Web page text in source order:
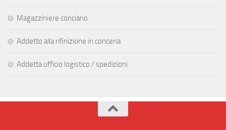
Magazziniere conciario
Addetto alla rifinizione in conceria
Addetta ufficio logistico / spedizioni